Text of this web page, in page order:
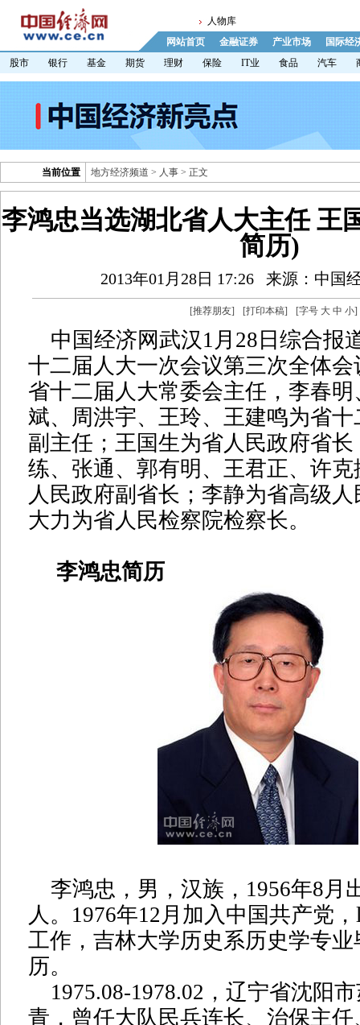
人物库
网站首页
金融证券 产业市场
国际经
股市
银行 基金 期货 理财 保险 IT业 食品 汽车
当前位置 地方经济频道 > 人事 > 正文
李鸿忠当选湖北省人大主任 王
简历)
2013年01月28日 17:26 来源：中国
[推荐朋友] [打印本稿] [字号 大 中 小]
中国经济网武汉1月28日综合报
十二届人大一次会议第三次全体
省十二届人大常委会主任，李春
斌、周洪宇、王玲、王建鸣为省
副主任；王国生为省人民政府省
练、张通、郭有明、王君正、许
人民政府副省长；李静为省高级
大力为省人民检察院检察长。
李鸿忠简历
李鸿忠，男，汉族，1956年8月
人。1976年12月加入中国共产党
工作，吉林大学历史系历史学专
历。
1975.08-1978.02，辽宁省沈阳
青，曾任大队民兵连长、治保主